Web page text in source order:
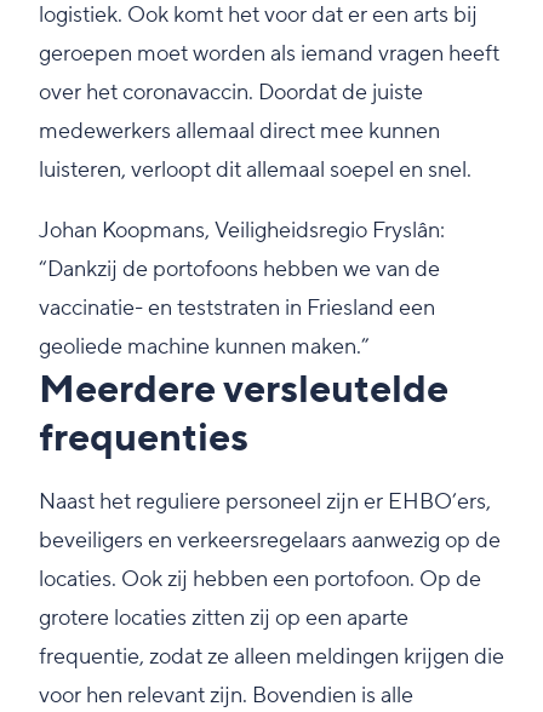
logistiek. Ook komt het voor dat er een arts bij
geroepen moet worden als iemand vragen heeft
over het coronavaccin. Doordat de juiste
medewerkers allemaal direct mee kunnen
luisteren, verloopt dit allemaal soepel en snel.
Johan Koopmans, Veiligheidsregio Fryslân:
“Dankzij de portofoons hebben we van de
vaccinatie- en teststraten in Friesland een
geoliede machine kunnen maken.”
Meerdere versleutelde
frequenties
Naast het reguliere personeel zijn er EHBO’ers,
beveiligers en verkeersregelaars aanwezig op de
locaties. Ook zij hebben een portofoon. Op de
grotere locaties zitten zij op een aparte
frequentie, zodat ze alleen meldingen krijgen die
voor hen relevant zijn. Bovendien is alle